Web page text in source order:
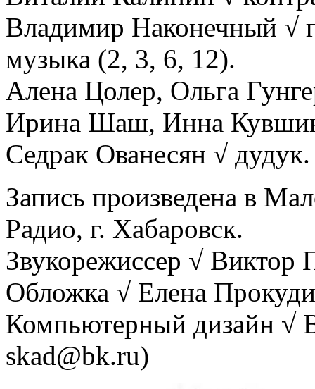
Владимир Наконечный √
музыка (2, 3, 6, 12).
Алена Цолер, Ольга
Ирина Шаш, Инна
Седрак Ованесян √ дудук.
Запись произведена в
Радио, г. Хабаровск.
Звукорежиссер √ Виктор
Обложка √ Елена
Компьютерный дизайн √
skad@bk.ru)